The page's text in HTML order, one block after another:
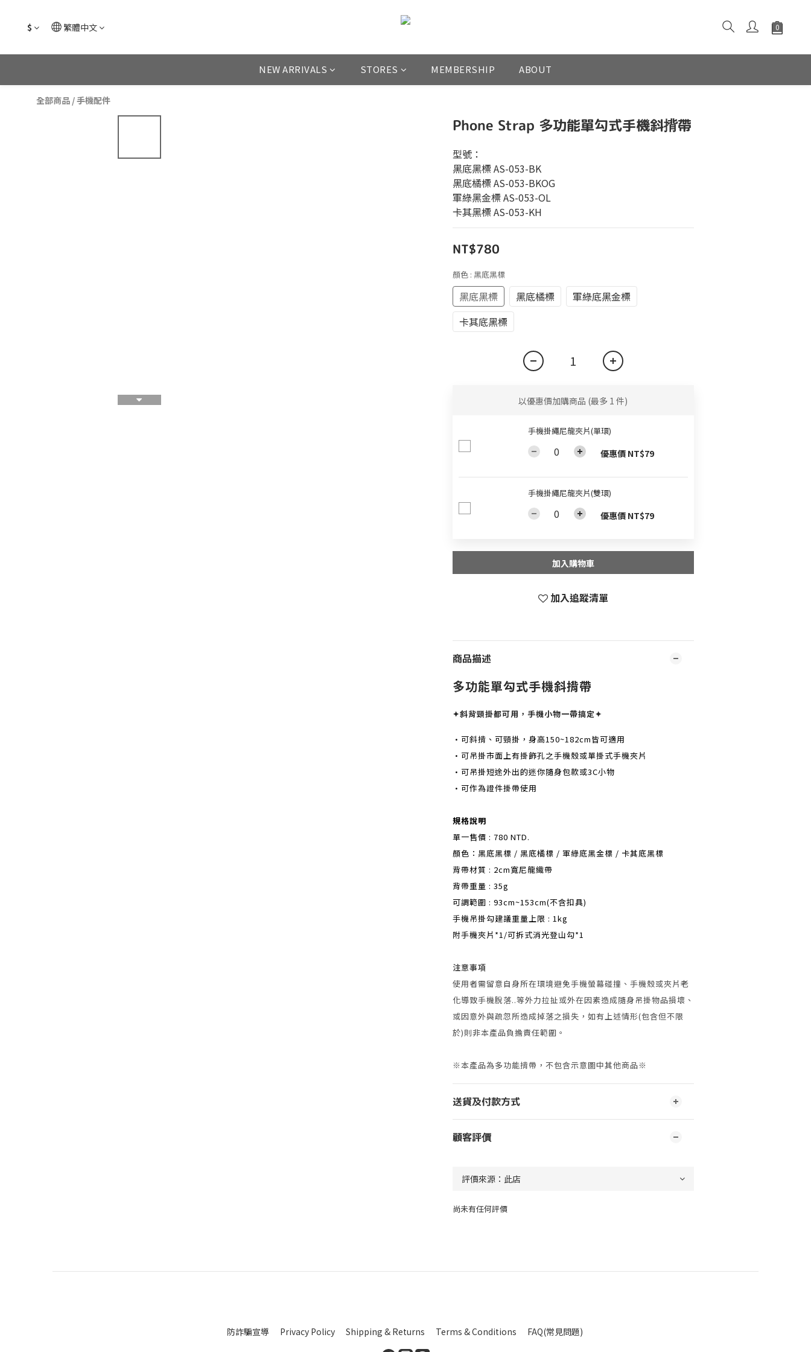
$ 繁體中文
NEW ARRIVALS STORES MEMBERSHIP ABOUT
全部商品 /手機配件
Phone Strap 多功能單勾式手機斜揹帶
型號：
黑底黑標 AS-053-BK
黑底橘標 AS-053-BKOG
軍綠黑金標 AS-053-OL
卡其黑標 AS-053-KH
NT$780
顏色 : 黑底黑標
黑底黑標 黑底橘標
軍綠底黑金標
卡其底黑標
以優惠價加購商品 (最多 1 件)
手機掛繩尼龍夾片(單環)
優惠價 NT$79
手機掛繩尼龍夾片(雙環)
優惠價 NT$79
加入購物車
加入追蹤清單
商品描述
多功能單勾式手機斜揹帶
✦斜背頸掛都可用，手機小物一帶搞定✦
•可斜揹、可頸掛，身高150~182cm皆可適用
•可吊掛市面上有掛飾孔之手機殼或單掛式手機夾片
•可吊掛短途外出的迷你隨身包款或3C小物
•可作為證件掛帶使用
規格說明
單一售價 : 780 NTD.
顏色：黑底黑標 / 黑底橘標 / 軍綠底黑金標 / 卡其底黑標
背帶材質 : 2cm寬尼龍織帶
背帶重量 : 35g
可調範圍 : 93cm~153cm(不含扣具)
手機吊掛勾建議重量上限 : 1kg
附手機夾片*1/可拆式消光登山勾*1
注意事項
使用者需留意自身所在環境避免手機螢幕碰撞、手機殼或夾片老
化導致手機脫落..等外力拉扯或外在因素造成隨身吊掛物品損壞、
或因意外與疏忽所造成掉落之損失，如有上述情形(包含但不限
於)則非本產品負擔責任範圍。
※本產品為多功能揹帶，不包含示意圖中其他商品※
送貨及付款方式
顧客評價
尚未有任何評價
防詐騙宣導 Privacy Policy Shipping & Returns Terms & Conditions FAQ(常見問題)